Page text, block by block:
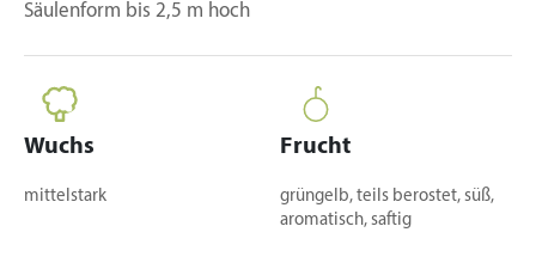
Säulenform bis 2,5 m hoch
Wuchs
mittelstark
Frucht
grüngelb, teils berostet, süß,
aromatisch, saftig